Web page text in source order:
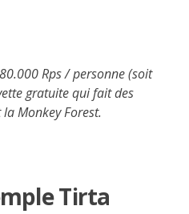
Rps / personne (soit
gratuite qui fait des
Monkey Forest.
Tirta